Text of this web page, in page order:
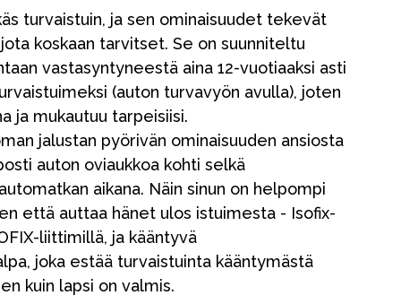
turvaistuin, ja sen ominaisuudet tekevät
koskaan tarvitset. Se on suunniteltu
vastasyntyneestä aina 12-vuotiaaksi asti
(auton turvavyön avulla), joten
ja mukautuu tarpeisiisi.
jalustan pyörivän ominaisuuden ansiosta
auton oviaukkoa kohti selkä
aikana. Näin sinun on helpompi
että auttaa hänet ulos istuimesta - Isofix-
liittimillä, ja kääntyvä
joka estää turvaistuinta kääntymästä
kuin lapsi on valmis.